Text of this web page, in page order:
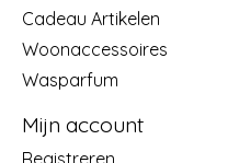
Cadeau Artikelen
Woonaccessoires
Wasparfum
Mijn account